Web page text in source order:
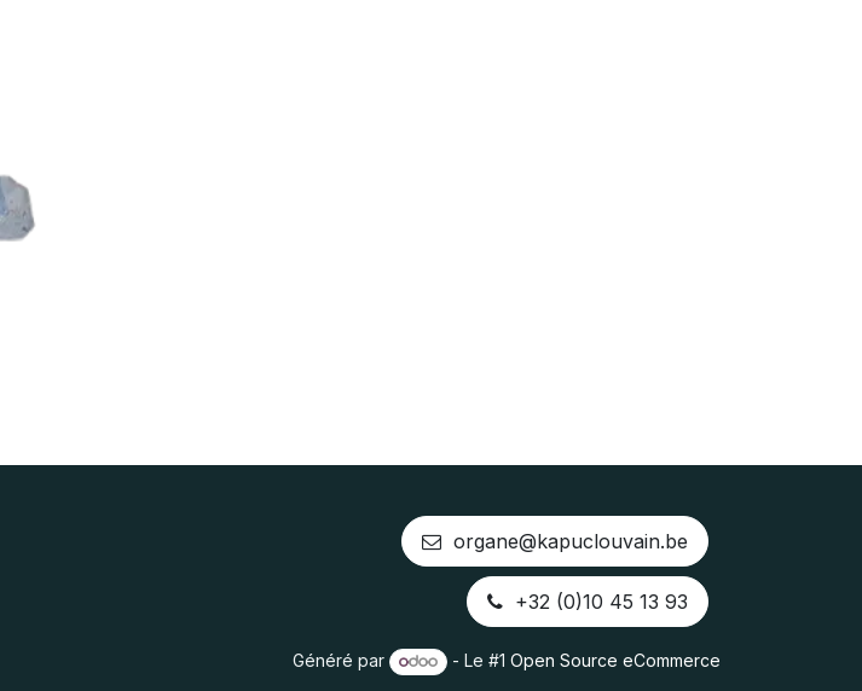
+32 (0)10 45 13 93
organe@kapuclouvain.be
Généré par - Le #1 Open Source eCommerce